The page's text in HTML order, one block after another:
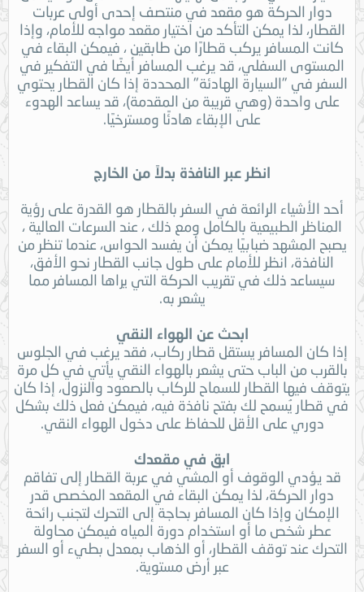
دوار الحركة هو مقعد في منتصف إحدى أولى عربات
القطار، لذا يمكن التأكد من اختيار مقعد مواجه للأمام، وإذا
كانت المسافر يركب قطارًا من طابقين ، فيمكن البقاء في
المستوى السفلي، قد يرغب المسافر أيضًا في التفكير في
السفر في "السيارة الهادئة" المحددة إذا كان القطار يحتوي
على واحدة (وهي قريبة من المقدمة)، قد يساعد الهدوء
على الإبقاء هادئًا ومسترخيًا.
انظر عبر النافذة بدلاً من الخارج
أحد الأشياء الرائعة في السفر بالقطار هو القدرة على رؤية
المناظر الطبيعية بالكامل ومع ذلك ، عند السرعات العالية ،
يصبح المشهد ضبابيًا يمكن أن يفسد الحواس، عندما تنظر من
النافذة، انظر للأمام على طول جانب القطار نحو الأفق،
سيساعد ذلك في تقريب الحركة التي يراها المسافر مما
يشعر به.
ابحث عن الهواء النقي
إذا كان المسافر يستقل قطار ركاب، فقد يرغب في الجلوس
بالقرب من الباب حتى يشعر بالهواء النقي يأتي في كل مرة
يتوقف فيها القطار للسماح للركاب بالصعود والنزول، إذا كان
في قطار يُسمح لك بفتح نافذة فيه، فيمكن فعل ذلك بشكل
دوري على الأقل للحفاظ على دخول الهواء النقي.
ابق في مقعدك
قد يؤدي الوقوف أو المشي في عربة القطار إلى تفاقم
دوار الحركة، لذا يمكن البقاء في المقعد المخصص قدر
الإمكان وإذا كان المسافر بحاجة إلى التحرك لتجنب رائحة
عطر شخص ما أو استخدام دورة المياه فيمكن محاولة
التحرك عند توقف القطار، أو الذهاب بمعدل بطيء أو السفر
عبر أرض مستوية.